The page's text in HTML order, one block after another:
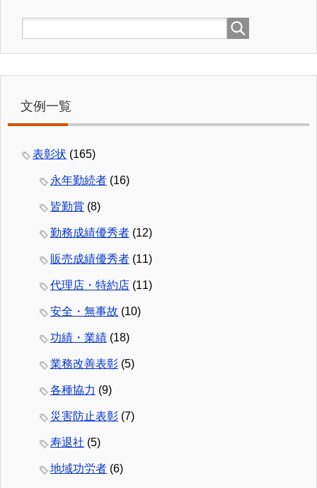
文例一覧
表彰状 (165)
永年勤続者 (16)
皆勤賞 (8)
勤務成績優秀者 (12)
販売成績優秀者 (11)
代理店・特約店 (11)
安全・無事故 (10)
功績・業績 (18)
業務改善表彰 (5)
各種協力 (9)
災害防止表彰 (7)
寿退社 (5)
地域功労者 (6)